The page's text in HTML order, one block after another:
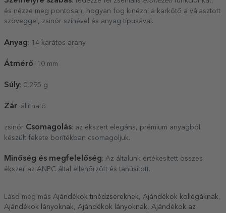
és nézze meg pontosan, hogyan fog kinézni a karkötő a választott
szöveggel, zsinór színével és anyag típusával.
Anyag: 14 karátos arany
Átmérő: 10 mm
Súly: 0,295 g
Zár: állítható
zsinór Csomagolás: az ékszert elegáns, prémium anyagból
készült fekete borítékban csomagoljuk.
Minőség és megfelelőség: Az általunk értékesített összes
ékszer az ANPC által ellenőrzött és tanúsított.
Lásd még más Ajándékok tinédzsereknek, Ajándékok kollégáknak,
Ajándékok lányoknak, Ajándékok lányoknak, Ajándékok az